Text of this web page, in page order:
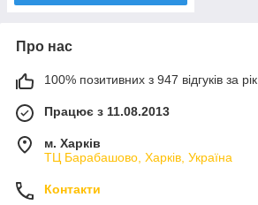
Про нас
100% позитивних з 947 відгуків за рік
Працює з 11.08.2013
м. Харків
ТЦ Барабашово, Харків, Україна
Контакти